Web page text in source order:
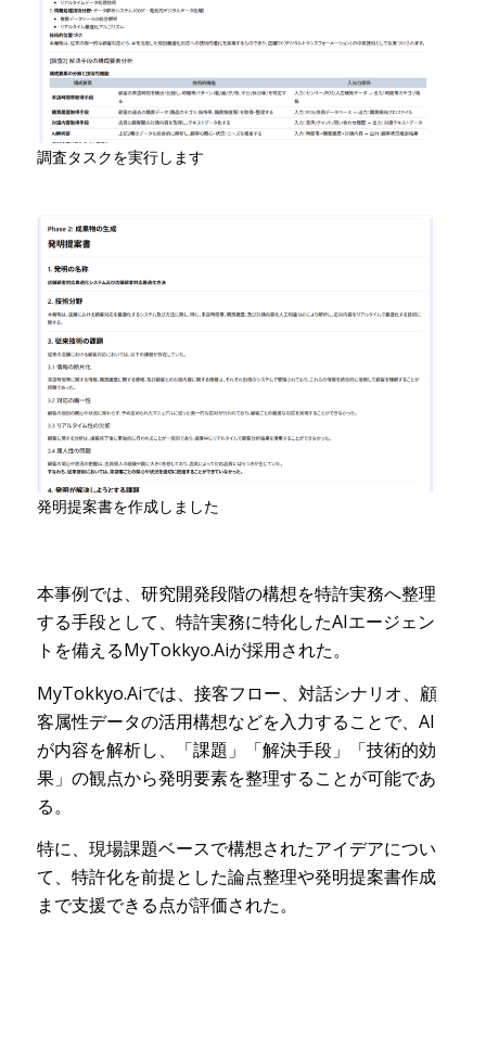
調査タスクを実行します
発明提案書を作成しました
本事例では、研究開発段階の構想を特許実務へ整理
する手段として、特許実務に特化したAIエージェン
トを備えるMyTokkyo.Aiが採用された。
MyTokkyo.Aiでは、接客フロー、対話シナリオ、顧
客属性データの活用構想などを入力することで、AI
が内容を解析し、「課題」「解決手段」「技術的効
果」の観点から発明要素を整理することが可能であ
る。
特に、現場課題ベースで構想されたアイデアについ
て、特許化を前提とした論点整理や発明提案書作成
まで支援できる点が評価された。